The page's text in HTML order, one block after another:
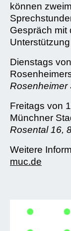
können
Gespräch mit
Dienstags
Rosenheimer
Freitags von
Münchner
Rosental 16,
Weitere
muc.de